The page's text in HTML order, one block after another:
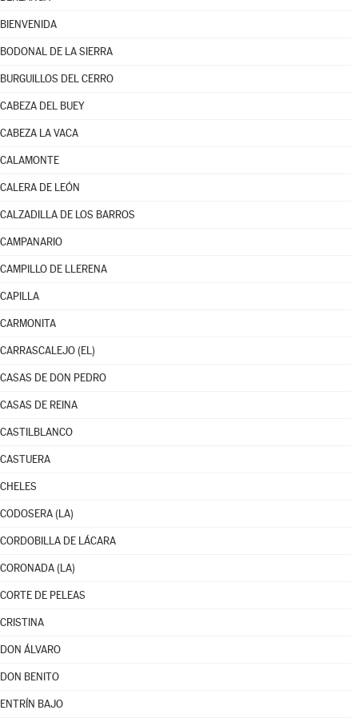
BIENVENIDA
BODONAL DE LA SIERRA
BURGUILLOS DEL CERRO
CABEZA DEL BUEY
CABEZA LA VACA
CALAMONTE
CALERA DE LEÓN
CALZADILLA DE LOS BARROS
CAMPANARIO
CAMPILLO DE LLERENA
CAPILLA
CARMONITA
CARRASCALEJO (EL)
CASAS DE DON PEDRO
CASAS DE REINA
CASTILBLANCO
CASTUERA
CHELES
CODOSERA (LA)
CORDOBILLA DE LÁCARA
CORONADA (LA)
CORTE DE PELEAS
CRISTINA
DON ÁLVARO
DON BENITO
ENTRÍN BAJO